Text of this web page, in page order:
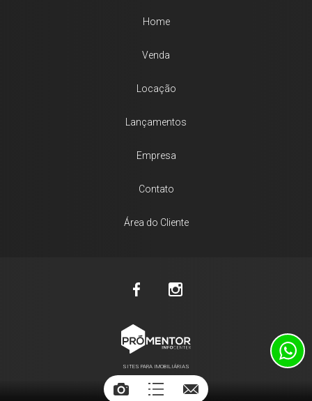
Home
Venda
Locação
Lançamentos
Empresa
Contato
Área do Cliente
SITES PARA IMOBILIÁRIAS